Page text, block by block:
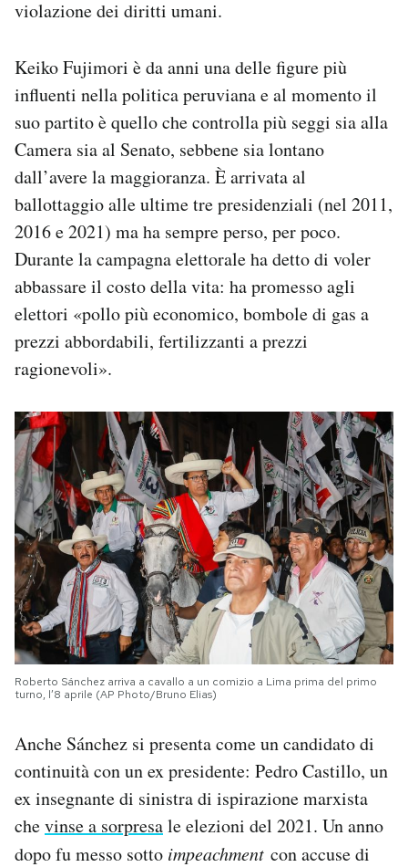
violazione dei diritti umani.
Keiko Fujimori è da anni una delle figure più
influenti nella politica peruviana e al momento il
suo partito è quello che controlla più seggi sia alla
Camera sia al Senato, sebbene sia lontano
dall’avere la maggioranza. È arrivata al
ballottaggio alle ultime tre presidenziali (nel 2011,
2016 e 2021) ma ha sempre perso, per poco.
Durante la campagna elettorale ha detto di voler
abbassare il costo della vita: ha promesso agli
elettori «pollo più economico, bombole di gas a
prezzi abbordabili, fertilizzanti a prezzi
ragionevoli».
Roberto Sánchez arriva a cavallo a un comizio a Lima prima del primo
turno, l’8 aprile (AP Photo/Bruno Elias)
Anche Sánchez si presenta come un candidato di
continuità con un ex presidente: Pedro Castillo, un
ex insegnante di sinistra di ispirazione marxista
chevinse a sorpresale elezioni del 2021. Un anno
dopo fu messo sotto impeachment con accuse di